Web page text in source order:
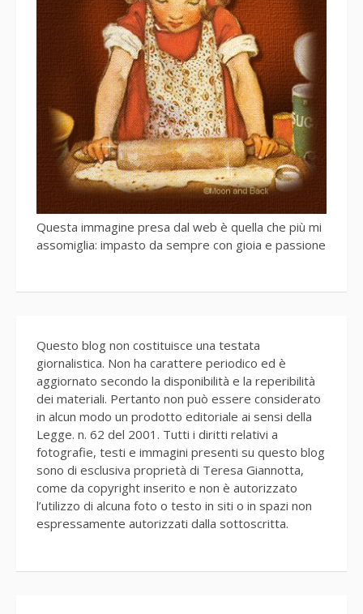
Questa immagine presa dal web è quella che più mi
assomiglia: impasto da sempre con gioia e passione
Questo blog non costituisce una testata
giornalistica. Non ha carattere periodico ed è
aggiornato secondo la disponibilità e la reperibilità
dei materiali. Pertanto non può essere considerato
in alcun modo un prodotto editoriale ai sensi della
Legge. n. 62 del 2001. Tutti i diritti relativi a
fotografie, testi e immagini presenti su questo blog
sono di esclusiva proprietà di Teresa Giannotta,
come da copyright inserito e non è autorizzato
l’utilizzo di alcuna foto o testo in siti o in spazi non
espressamente autorizzati dalla sottoscritta.